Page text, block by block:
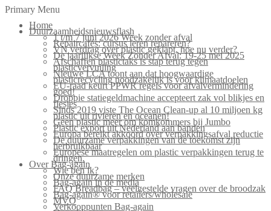
Primary Menu
Home
Duurzaamheidsnieuwsflash
1 t/m 7 juni 2026 Week zonder afval
Repaircafés: cursus leren repareren?
VN verdrag over plastic geklapt, hoe nu verder?
De jaarlijkse Week Zonder Afval: 19-25 mei 2025
Afschaffen plastictaks is stap terug tegen
plasticvervuiling
Nieuwe LCA toont aan dat hoogwaardige
plasticrecycling noodzakelijk is voor klimaatdoelen
EU-raad keurt PPWR regels voor afvalvermindering
goed!
Droppie statiegeldmachine accepteert zak vol blikjes en
flesjes
Sinds 2019 viste The Ocean Clean-up al 10 miljoen kg
plastic uit rivieren en oceanen!
Geen plastic meer om komkommers bij Jumbo
Plastic export uit Nederland aan banden
Europa bereikt akkoord over verpakkingsafval reductie
De duurzame verpakkingen van de toekomst zijn
herbruikbaar
Europese maatregelen om plastic verpakkingen terug te
dringen.
Over Bag-again
Wie ben ik?
Onze duurzame merken
Bag-again in de media
FAQ Breadbag – veelgestelde vragen over de broodzak
Bag-again® voor retailers/wholesale
MVO
Verkooppunten Bag-again